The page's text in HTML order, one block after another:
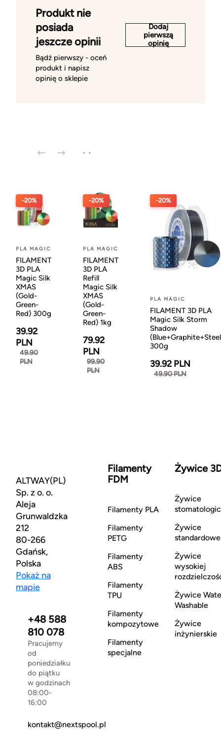
Produkt nie
posiada
jeszcze opinii
Bądź pierwszy - oceń
produkt i napisz
opinię o sklepie
Dodaj
pierwszą
opinię
-20%
PLA MAGIC
FILAMENT
3D PLA
Magic Silk
XMAS
(Gold-
Green-
Red) 300g
39.92
PLN
49.90
PLN
-20%
PLA MAGIC
FILAMENT
3D PLA
Refill
Magic Silk
XMAS
(Gold-
Green-
Red) 1kg
79.92
PLN
99.90
PLN
-20%
PLA MAGIC
FILAMENT 3D PLA
Magic Silk Storm
Shadow
300g
39.92 PLN
49.90 PLN
ALTWAY(PL)
Sp. z o. o.
Aleja
Grunwaldzka
212
80-266
Gdańsk,
Polska
Pokaż na
mapie
+48 588
810 078
Pracujemy
od
poniedziałku
do piątku
w godzinach
08:00-
16:00
kontakt@nextspool.pl
Filamenty
FDM
Filamenty PLA
Filamenty
PETG
Filamenty
ABS
Filamenty
TPU
Filamenty
kompozytowe
Filamenty
specjalne
Żywice
Żywice
Żywice
standardowe
Żywice
wysokiej
Żywice
Washable
Żywice
inżynierskie